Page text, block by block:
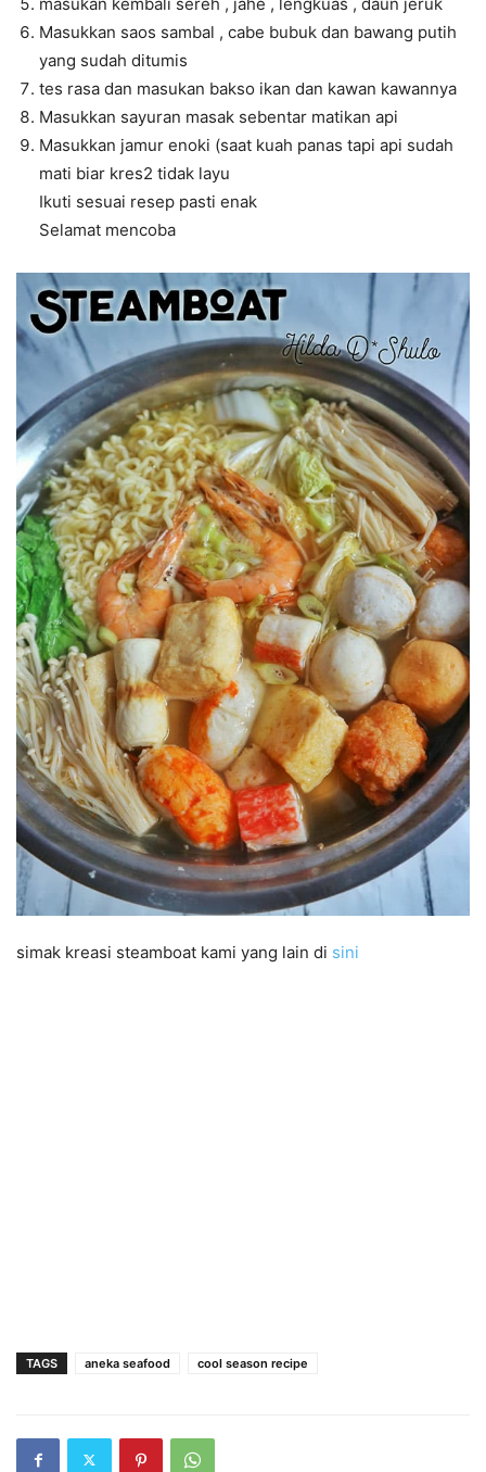
Masukkan saos sambal , cabe bubuk dan bawang putih
yang sudah ditumis
tes rasa dan masukan bakso ikan dan kawan kawannya
Masukkan sayuran masak sebentar matikan api
Masukkan jamur enoki (saat kuah panas tapi api sudah
mati biar kres2 tidak layu
Ikuti sesuai resep pasti enak
Selamat mencoba
simak kreasi steamboat kami yang lain di sini
TAGS aneka seafood cool season recipe